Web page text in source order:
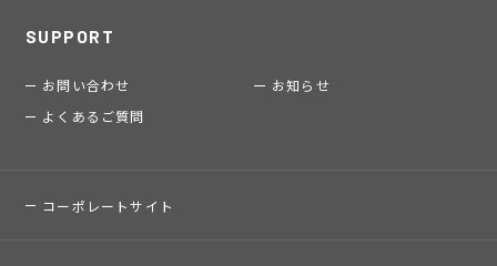
SUPPORT
お問い合わせ
お知らせ
よくあるご質問
コーポレートサイト